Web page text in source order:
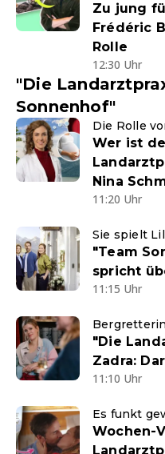
Zu jung
Frédéric
Rolle
12:30 Uhr
"Die
Sonnenhof"
Die Rolle
Wer ist
Nina
11:20 Uhr
Sie spielt
"Team
spricht
11:15 Uhr
"Die
Zadra:
11:10 Uhr
Es funkt
Wochen-